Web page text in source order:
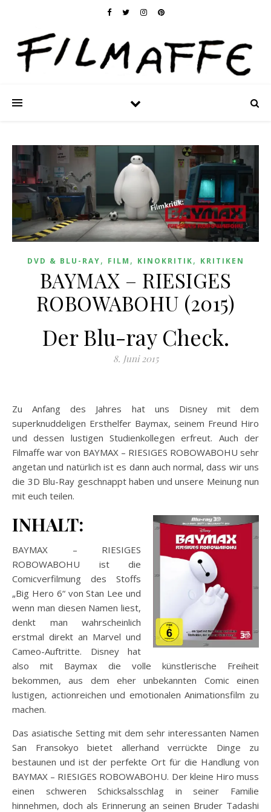
DVD & BLU-RAY, FILM , KINOKRITIK, KRITIKEN
BAYMAX – RIESIGES
ROBOWABOHU (2015)
Der Blu-ray Check.
8. Juni 2015
Zu Anfang des Jahres hat uns Disney mit dem
superknuddeligen Ersthelfer Baymax, seinem Freund Hiro
und dessen lustigen Studienkollegen erfreut. Auch der
Filmaffe war von BAYMAX – RIESIGES ROBOWABOHU sehr
angetan und natürlich ist es dann auch normal, dass wir uns
die 3D Blu-Ray geschnappt haben und unsere Meinung nun
mit euch teilen.
INHALT:
BAYMAX – RIESIGES
ROBOWABOHU ist die
Comicverfilmung des Stoffs
„Big Hero 6“ von Stan Lee und
wenn man diesen Namen liest,
denkt man wahrscheinlich
erstmal direkt an Marvel und
Cameo-Auftritte. Disney hat
also mit Baymax die volle künstlerische Freiheit
bekommen, aus dem eher unbekannten Comic einen
lustigen, actionreichen und emotionalen Animationsfilm zu
machen.
Das asiatische Setting mit dem sehr interessanten Namen
San Fransokyo bietet allerhand verrückte Dinge zu
bestaunen und ist der perfekte Ort für die Handlung von
BAYMAX – RIESIGES ROBOWABOHU. Der kleine Hiro muss
einen schweren Schicksalsschlag in seiner Familie
hinnehmen, doch als Erinnerung an seinen Bruder Tadashi